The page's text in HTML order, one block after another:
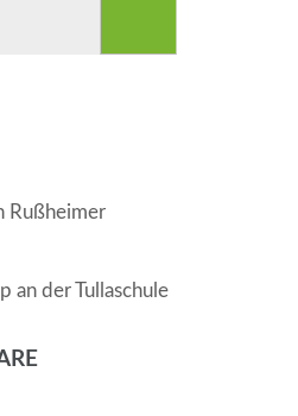
Rußheimer
an der Tullaschule